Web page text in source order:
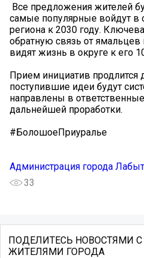
Все предложения жителей
самые популярные войдут в
региона к 2030 году.
обратную связь от ямальцев
видят жизнь в округе к его
Прием инициатив продлится
поступившие идеи будут
направлены в
дальнейшей проработки.
#БолошоеПриуралье
Администрация города
33
ПОДЕЛИТЕСЬ НОВОСТЯМИ С
ЖИТЕЛЯМИ ГОРОДА